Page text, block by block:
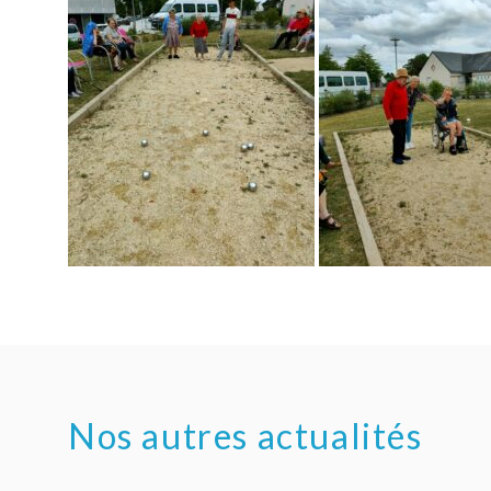
Nos autres actualités